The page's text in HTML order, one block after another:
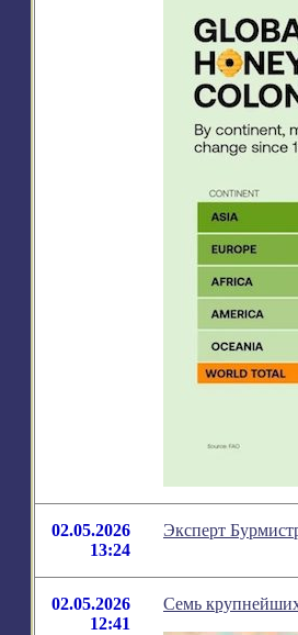
02.05.2026
13:24
Эксперт
02.05.2026
12:41
Семь